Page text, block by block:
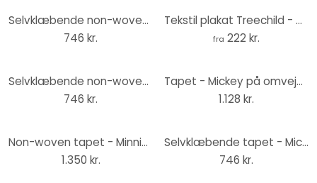
Selvklæbende non-woven tapet - Mickey Abstract - 125 x 125 cm
746 kr.
Tekstil plakat Treechild - Astronaut Mickey
fra 222 kr.
Selvklæbende non-woven tapet - Mickey Terra Bubbles - 125 x 125 cm
746 kr.
Tapet - Mickey på omveje - 200 x 250 cm
1.128 kr.
Non-woven tapet - Minnie Creative Aesthetics - 250 x 280 cm
1.350 kr.
Selvklæbende tapet - Mickey Head Illustration - 125 x 125 cm
746 kr.